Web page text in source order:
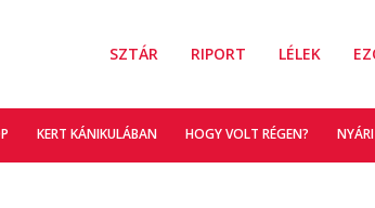
SZTÁR RIPORT LÉLEK
KERT KÁNIKULÁBAN HOGY VOLT RÉGEN? NYÁRI